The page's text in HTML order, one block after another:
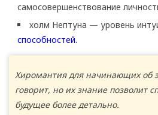
самосовершенствование
холм Нептуна — уровень
способностей.
Хиромантия для начинающих об
говорит, но их знание позволит
будущее более детально.